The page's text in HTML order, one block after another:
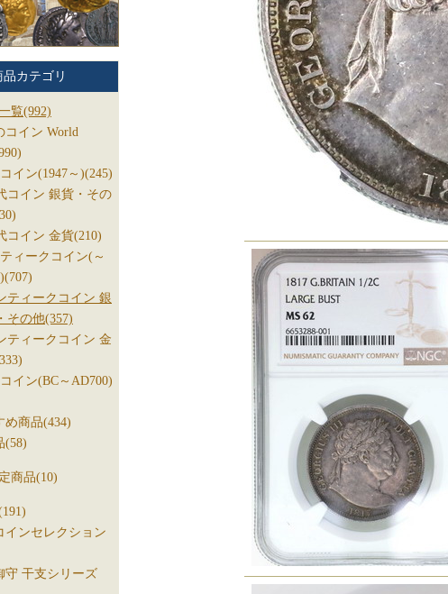
品カテゴリ
覧(992)
コイン World
イン(1947～)(245)
コイン 銀貨・その
コイン 金貨(210)
ィークコイン(～
ティークコイン 銀
その他(357)
ティークコイン 金
イン(BC～AD700)
め商品(434)
(58)
商品(10)
インセレクション
守 干支シリーズ